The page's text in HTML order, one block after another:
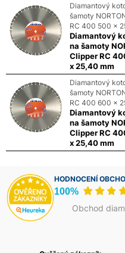
Diamantový
šamoty
RC 400 500 x
Diamantový
na šamoty
Clipper RC
x 25,40 mm
Diamantový
šamoty
RC 400 600 x
Diamantový
na šamoty
Clipper RC
x 25,40 mm
HODNOCENÍ
100%
Obchod